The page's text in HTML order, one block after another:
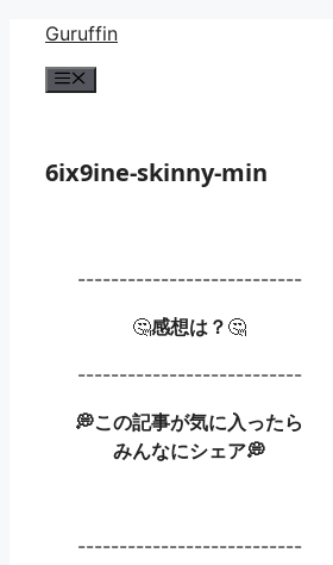
Guruffin
6ix9ine-skinny-min
---------------------------
🤔感想は？ 🤔
---------------------------
💭この記事が気に入ったら
みんなにシェア💭
---------------------------